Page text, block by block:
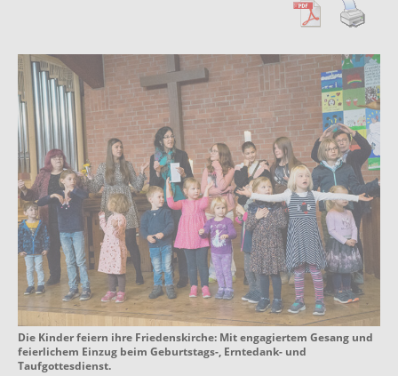
Die Kinder feiern ihre Friedenskirche: Mit engagiertem Gesang und
feierlichem Einzug beim Geburtstags-, Erntedank- und
Taufgottesdienst.